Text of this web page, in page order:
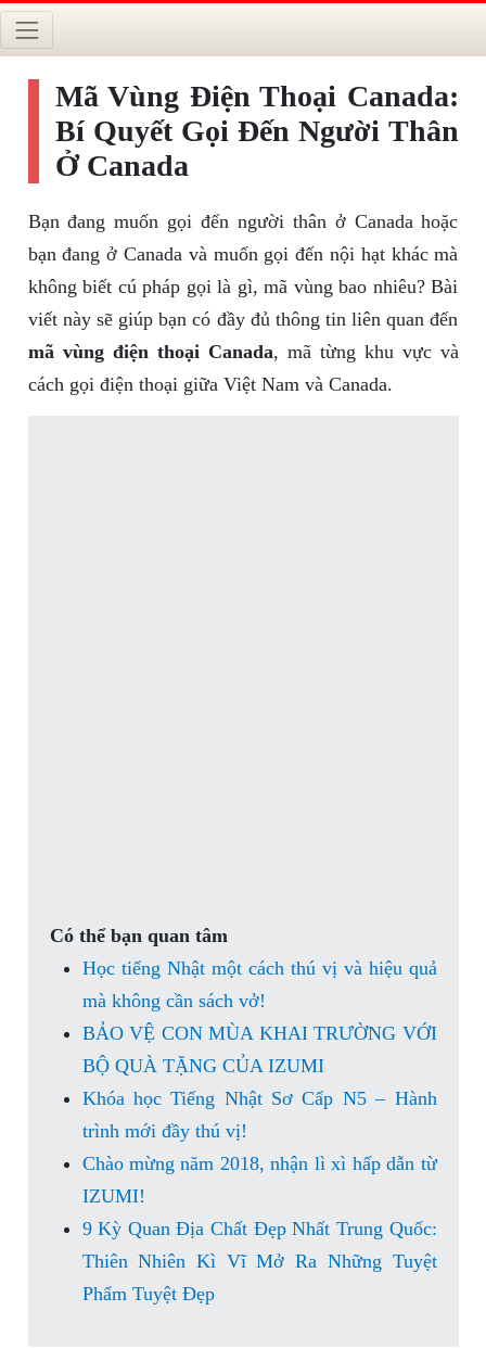
Mã Vùng Điện Thoại Canada:
Bí Quyết Gọi Đến Người Thân
Ở Canada
Bạn đang muốn gọi đến người thân ở Canada hoặc
bạn đang ở Canada và muốn gọi đến nội hạt khác mà
không biết cú pháp gọi là gì, mã vùng bao nhiêu? Bài
viết này sẽ giúp bạn có đầy đủ thông tin liên quan đến
mã vùng điện thoại Canada, mã từng khu vực và
cách gọi điện thoại giữa Việt Nam và Canada.
Có thể bạn quan tâm
Học tiếng Nhật một cách thú vị và hiệu quả
mà không cần sách vở!
BẢO VỆ CON MÙA KHAI TRƯỜNG VỚI
BỘ QUÀ TẶNG CỦA IZUMI
Khóa học Tiếng Nhật Sơ Cấp N5 – Hành
trình mới đầy thú vị!
Chào mừng năm 2018, nhận lì xì hấp dẫn từ
IZUMI!
9 Kỳ Quan Địa Chất Đẹp Nhất Trung Quốc:
Thiên Nhiên Kì Vĩ Mở Ra Những Tuyệt
Phẩm Tuyệt Đẹp